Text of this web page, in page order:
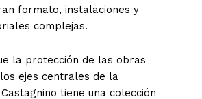
formato, instalaciones y
complejas.
la protección de las obras
ejes centrales de la
tiene una colección